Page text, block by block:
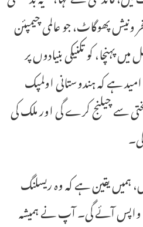
پھوگاٹ، جو عالمی چیمپئن
پہنچا، کو تکنیکی بنیادوں پر
ہے کہ ہندوستانی اولمپک
سے چیلنج کرے گی اور ملک کی
ہمیں یقین ہے کہ وہ ریسلنگ
آئے گی۔ آپ نے ہمیشہ